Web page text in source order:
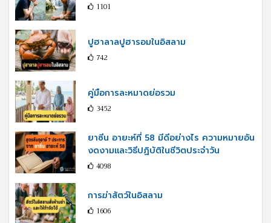
1101
ปูฮาลาลปูฮารอมในอิสลาม
742
คู่มือการละหมาดย่อรวม
3452
ยาซีน อายะห์ที่ 58 มีดีอย่างไร ความหมายอัน
งดงามและวิธีปฏิบัติในชีวิตประจำวัน
4098
การฆ่าสัตว์ในอิสลาม
1606